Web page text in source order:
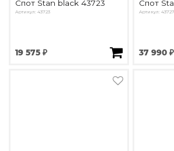
Спот Stan black 43723
Артикул: 43723
19 575 ₽
Спот
Артикул: 43727
37 990 ₽